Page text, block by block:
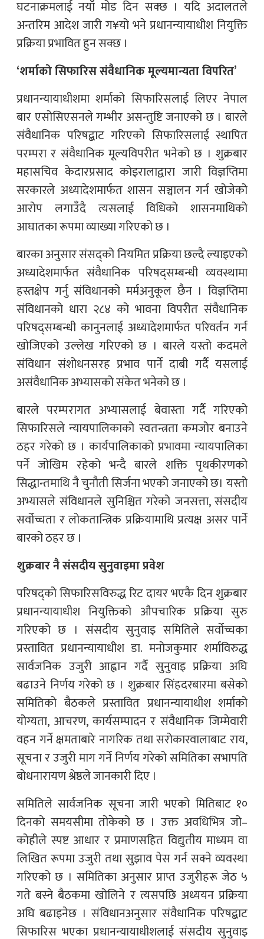
घटनाक्रमलाई नयाँ मोड दिन सक्छ । यदि अदालतले
अन्तरिम आदेश जारी ग¥यो भने प्रधानन्यायाधीश नियुक्ति
प्रक्रिया प्रभावित हुन सक्छ ।
‘शर्माको सिफारिस संवैधानिक मूल्यमान्यता विपरित’
प्रधानन्यायाधीशमा शर्माको सिफारिसलाई लिएर नेपाल
बार एसोसिएसनले गम्भीर असन्तुष्टि जनाएको छ । बारले
संवैधानिक परिषद्बाट गरिएको सिफारिसलाई स्थापित
परम्परा र संवैधानिक मूल्यविपरीत भनेको छ । शुक्रबार
महासचिव केदारप्रसाद कोइरालाद्वारा जारी विज्ञप्तिमा
सरकारले अध्यादेशमार्फत शासन सञ्चालन गर्न खोजेको
आरोप लगाउँदै त्यसलाई विधिको शासनमाथिको
आघातका रूपमा व्याख्या गरिएको छ ।
बारका अनुसार संसद्को नियमित प्रक्रिया छल्दै ल्याइएको
अध्यादेशमार्फत संवैधानिक परिषद्सम्बन्धी व्यवस्थामा
हस्तक्षेप गर्नु संविधानको मर्मअनुकूल छैन । विज्ञप्तिमा
संविधानको धारा २८४ को भावना विपरीत संवैधानिक
परिषद्सम्बन्धी कानुनलाई अध्यादेशमार्फत परिवर्तन गर्न
खोजिएको उल्लेख गरिएको छ । बारले यस्तो कदमले
संविधान संशोधनसरह प्रभाव पार्ने दाबी गर्दै यसलाई
असंवैधानिक अभ्यासको संकेत भनेको छ ।
बारले परम्परागत अभ्यासलाई बेवास्ता गर्दै गरिएको
सिफारिसले न्यायपालिकाको स्वतन्त्रता कमजोर बनाउने
ठहर गरेको छ । कार्यपालिकाको प्रभावमा न्यायपालिका
पर्ने जोखिम रहेको भन्दै बारले शक्ति पृथकीरणको
सिद्धान्तमाथि नै चुनौती सिर्जना भएको जनाएको छ। यस्तो
अभ्यासले संविधानले सुनिश्चित गरेको जनसत्ता, संसदीय
सर्वोच्चता र लोकतान्त्रिक प्रक्रियामाथि प्रत्यक्ष असर पार्ने
बारको ठहर छ ।
शुक्रबार नै संसदीय सुनुवाइमा प्रवेश
परिषद्को सिफारिसविरुद्ध रिट दायर भएकै दिन शुक्रबार
प्रधानन्यायाधीश नियुक्तिको औपचारिक प्रक्रिया सुरु
गरिएको छ । संसदीय सुनुवाइ समितिले सर्वोच्चका
प्रस्तावित प्रधानन्यायाधीश डा. मनोजकुमार शर्माविरुद्ध
सार्वजनिक उजुरी आह्वान गर्दै सुनुवाइ प्रक्रिया अघि
बढाउने निर्णय गरेको छ । शुक्रबार सिंहदरबारमा बसेको
समितिको बैठकले प्रस्तावित प्रधानन्यायाधीश शर्माको
योग्यता, आचरण, कार्यसम्पादन र संवैधानिक जिम्मेवारी
वहन गर्ने क्षमताबारे नागरिक तथा सरोकारवालाबाट राय,
सूचना र उजुरी माग गर्ने निर्णय गरेको समितिका सभापति
बोधनारायण श्रेष्ठले जानकारी दिए ।
समितिले सार्वजनिक सूचना जारी भएको मितिबाट १०
दिनको समयसीमा तोकेको छ । उक्त अवधिभित्र जो–
कोहीले स्पष्ट आधार र प्रमाणसहित विद्युतीय माध्यम वा
लिखित रूपमा उजुरी तथा सुझाव पेस गर्न सक्ने व्यवस्था
गरिएको छ । समितिका अनुसार प्राप्त उजुरीहरू जेठ ५
गते बस्ने बैठकमा खोलिने र त्यसपछि अध्ययन प्रक्रिया
अघि बढाइनेछ । संविधानअनुसार संवैधानिक परिषद्बाट
सिफारिस भएका प्रधानन्यायाधीशलाई संसदीय सुनुवाइ